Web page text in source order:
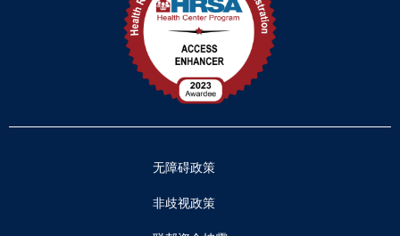
无障碍政策
非歧视政策